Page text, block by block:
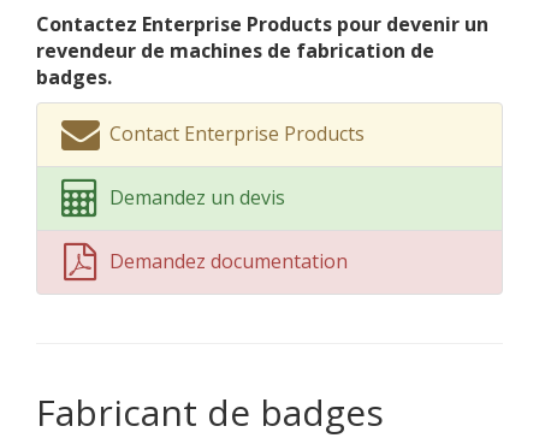
Contactez Enterprise Products pour devenir un
revendeur de machines de fabrication de
badges.
Contact Enterprise Products
Demandez un devis
Demandez documentation
Fabricant de badges